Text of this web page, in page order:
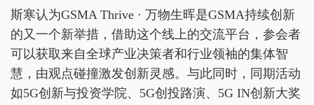
斯寒认为GSMA Thrive · 万物生晖是GSMA持续创新
的又一个新举措，借助这个线上的交流平台，参会者
可以获取来自全球产业决策者和行业领袖的集体智
慧，由观点碰撞激发创新灵感。与此同时，同期活动
如5G创新与投资学院、5G创投路演、5G IN创新大奖